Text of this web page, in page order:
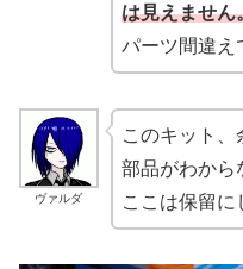
は見えません
パーツ間違え
ヴァルダ
このキット
部品がわから
ここは保留に